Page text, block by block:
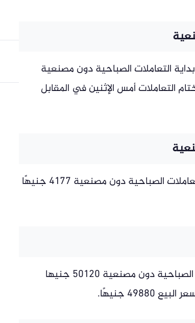
18 اليوم الثلاثاء مع بداية التعاملات الصباحية دون مصنعية
انخفاضاً بنحو 4 جنيهات عن ختام التعاملات أمس الإثنين في المقابل
وسجل سعر جرام الذهب عيار 14 اليوم الثلاثاء مع بداية التعاملات الصباحية دون مصنعية 4177 جنيهًا
ويبلغ سعر الجنيه الذهب اليوم الثلاثاء مع بداية التعاملات الصباحية دون مصنعية 50120 جنيها